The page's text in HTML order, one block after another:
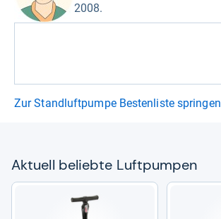
2008.
Zur Standluftpumpe Bestenliste springen
Aktu­ell beliebte Luft­pum­pen